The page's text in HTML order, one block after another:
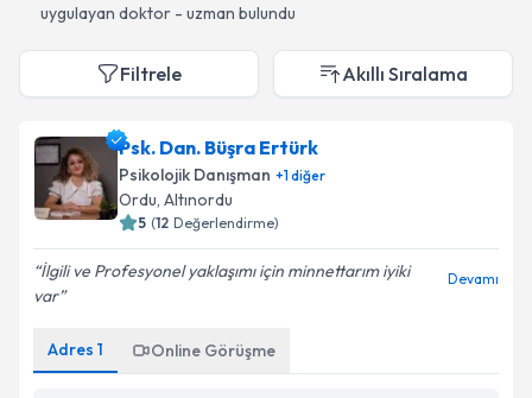
uygulayan doktor - uzman bulundu
Filtrele Akıllı Sıralama
Psk. Dan. Büşra Ertürk
Psikolojik Danışman +1diğer
Ordu, Altınordu
5 (12 Değerlendirme)
İlgili ve Profesyonel yaklaşımı için minnettarım iyiki
var
Devamı
Adres 1 Online Görüşme